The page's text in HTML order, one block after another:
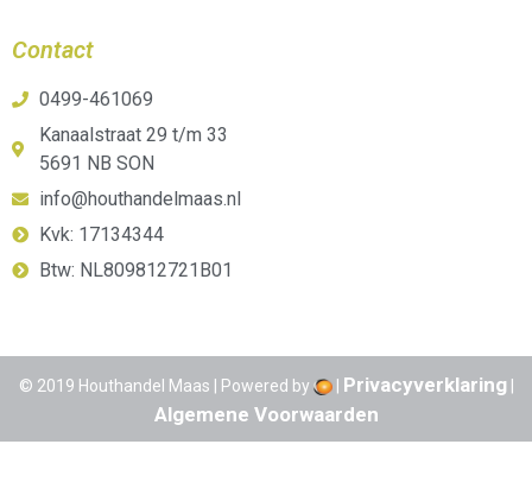
Contact
0499-461069
Kanaalstraat 29 t/m 33
5691 NB SON
info@houthandelmaas.nl
Kvk: 17134344
Btw: NL809812721B01
© 2019 Houthandel Maas | Powered by | Privacyverklaring|
Algemene Voorwaarden